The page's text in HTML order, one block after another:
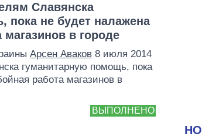
Славянска
пока не будет налажена
магазинов в городе
Арсен Аваков8 июля 2014
гуманитарную помощь, пока
работа магазинов в
ВЫПОЛНЕНО